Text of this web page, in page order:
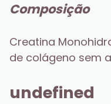
Composição
Creatina
de colágeno sem
undefined